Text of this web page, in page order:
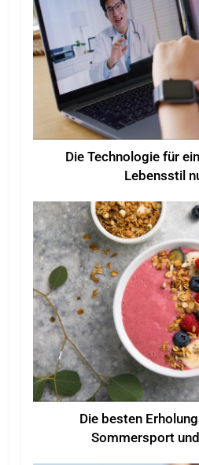
Die Technologie für
Lebensstil
Die besten
Sommersport